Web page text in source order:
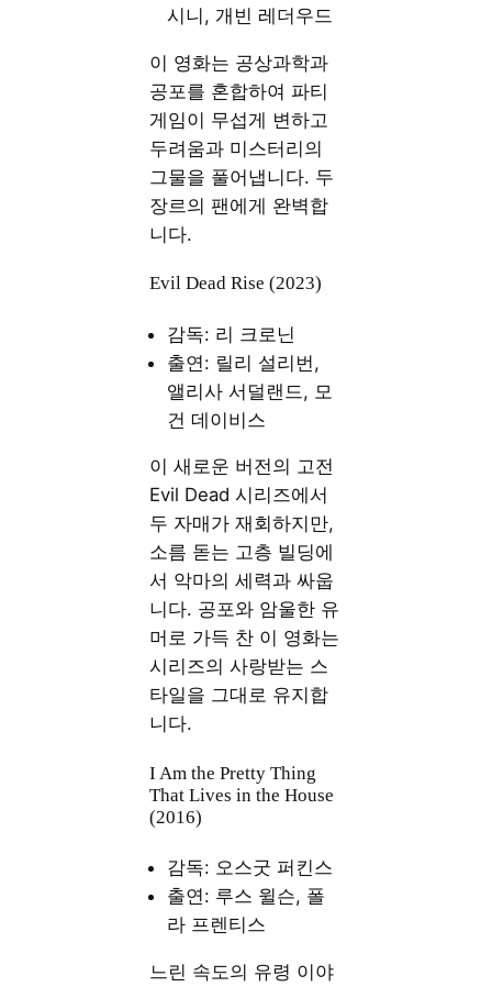
시니, 개빈 레더우드
이 영화는 공상과학과
공포를 혼합하여 파티
게임이 무섭게 변하고
두려움과 미스터리의
그물을 풀어냅니다. 두
장르의 팬에게 완벽합
니다.
Evil Dead Rise (2023)
감독: 리 크로닌
출연: 릴리 설리번,
앨리사 서덜랜드, 모
건 데이비스
이 새로운 버전의 고전
Evil Dead 시리즈에서
두 자매가 재회하지만,
소름 돋는 고층 빌딩에
서 악마의 세력과 싸웁
니다. 공포와 암울한 유
머로 가득 찬 이 영화는
시리즈의 사랑받는 스
타일을 그대로 유지합
니다.
I Am the Pretty Thing
That Lives in the House
(2016)
감독: 오스굿 퍼킨스
출연: 루스 윌슨, 폴
라 프렌티스
느린 속도의 유령 이야